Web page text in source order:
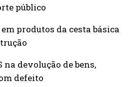
público
em produtos da cesta básica
na devolução de bens,
defeito